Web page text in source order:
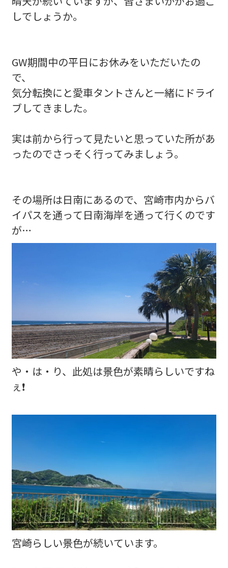
しでしょうか。
GW期間中の平日にお休みをいただいたの
で、
気分転換にと愛車タントさんと一緒にドライ
ブしてきました。
実は前から行って見たいと思っていた所があ
ったのでさっそく行ってみましょう。
その場所は日南にあるので、宮崎市内からバ
イパスを通って日南海岸を通って行くのです
が…
や・は・り、此処は景色が素晴らしいですね
ぇ❗
宮崎らしい景色が続いています。